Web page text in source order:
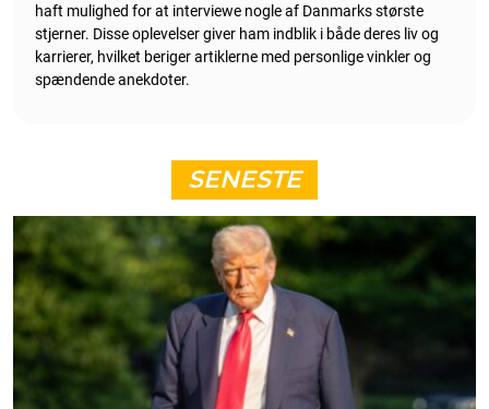
haft mulighed for at interviewe nogle af Danmarks største
stjerner. Disse oplevelser giver ham indblik i både deres liv og
karrierer, hvilket beriger artiklerne med personlige vinkler og
spændende anekdoter.
SENESTE